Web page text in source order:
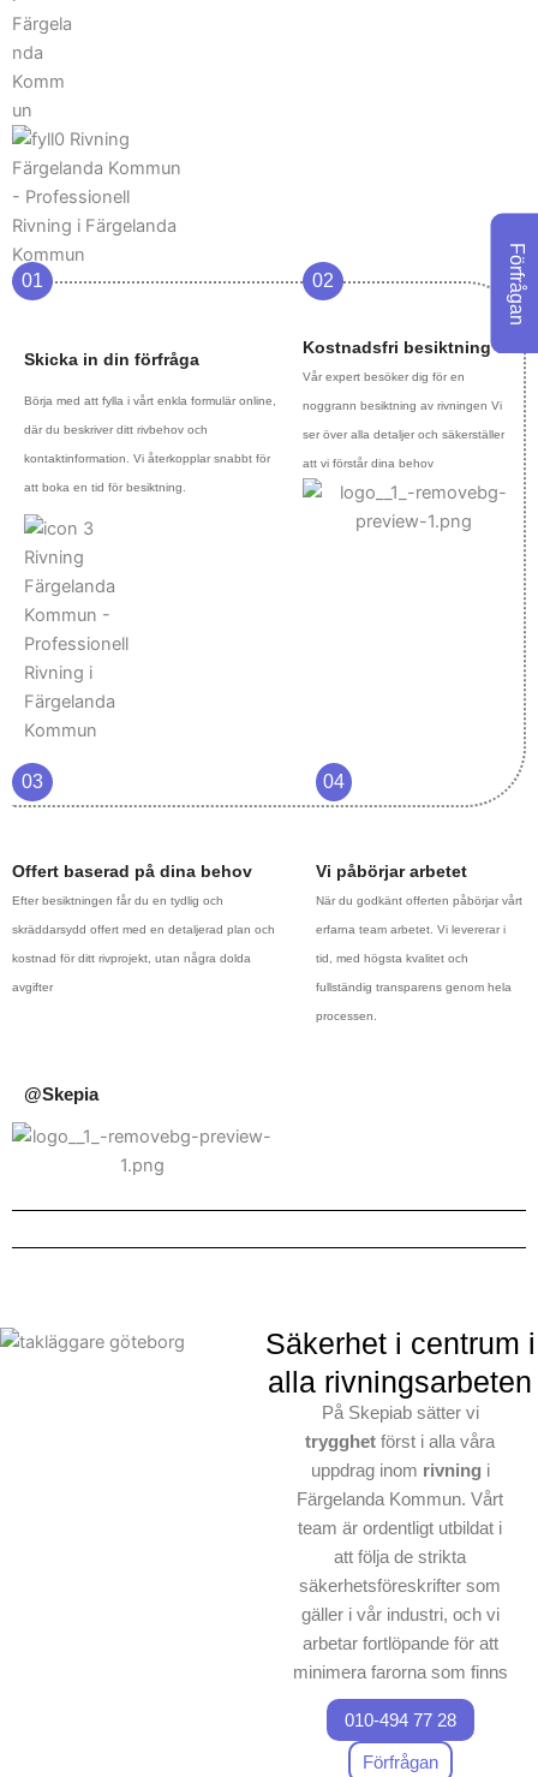
Förfrågan
01
Skicka in din förfråga
Börja med att fylla i vårt enkla formulär online,
där du beskriver ditt rivbehov och
kontaktinformation. Vi återkopplar snabbt för
att boka en tid för besiktning.
02
Kostnadsfri besiktning
Vår expert besöker dig för en
noggrann besiktning av rivningen Vi
ser över alla detaljer och säkerställer
att vi förstår dina behov
03
Offert baserad på dina behov
Efter besiktningen får du en tydlig och
skräddarsydd offert med en detaljerad plan och
kostnad för ditt rivprojekt, utan några dolda
avgifter
04
Vi påbörjar arbetet
När du godkänt offerten påbörjar vårt
erfarna team arbetet. Vi levererar i
tid, med högsta kvalitet och
fullständig transparens genom hela
processen.
@Skepia
Säkerhet i centrum i
alla rivningsarbeten
På Skepiab sätter vi
trygghet först i alla våra
uppdrag inom rivning i
Färgelanda Kommun. Vårt
team är ordentligt utbildat i
att följa de strikta
säkerhetsföreskrifter som
gäller i vår industri, och vi
arbetar fortlöpande för att
minimera farorna som finns
vid varjerivning– och
saneringsprojekt.
010-494 77 28
Förfrågan